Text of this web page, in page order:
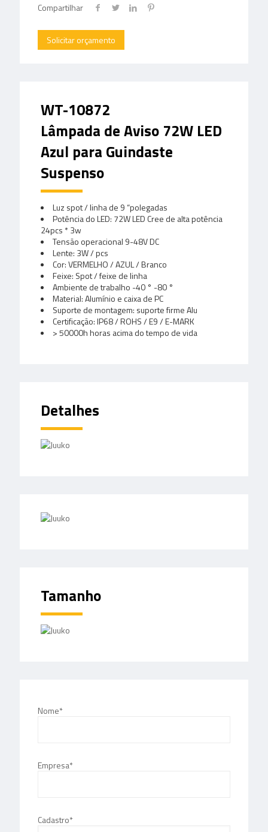
Compartilhar
Solicitar orçamento
WT-10872
Lâmpada de Aviso 72W LED
Azul para Guindaste
Suspenso
Luz spot / linha de 9 “polegadas
Potência do LED: 72W LED Cree de alta potência
24pcs * 3w
Tensão operacional 9-48V DC
Lente: 3W / pcs
Cor: VERMELHO / AZUL / Branco
Feixe: Spot / feixe de linha
Ambiente de trabalho -40 ° -80 °
Material: Alumínio e caixa de PC
Suporte de montagem: suporte firme Alu
Certificação: IP68 / ROHS / E9 / E-MARK
> 50000h horas acima do tempo de vida
Detalhes
Tamanho
Nome*
Empresa*
Cadastro*